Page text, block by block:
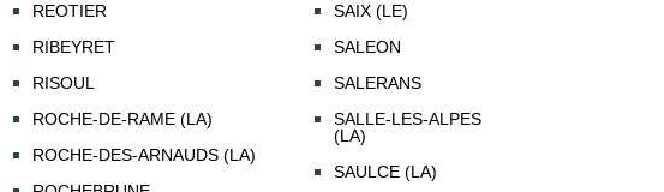
REOTIER
RIBEYRET
RISOUL
ROCHE-DE-RAME (LA)
ROCHE-DES-ARNAUDS (LA)
SAIX (LE)
SALEON
SALERANS
SALLE-LES-ALPES
(LA)
SAULCE (LA)